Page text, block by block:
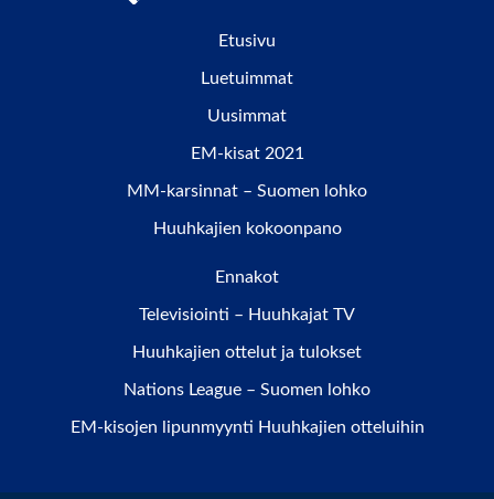
Etusivu
Luetuimmat
Uusimmat
EM-kisat 2021
MM-karsinnat – Suomen lohko
Huuhkajien kokoonpano
Ennakot
Televisiointi – Huuhkajat TV
Huuhkajien ottelut ja tulokset
Nations League – Suomen lohko
EM-kisojen lipunmyynti Huuhkajien otteluihin